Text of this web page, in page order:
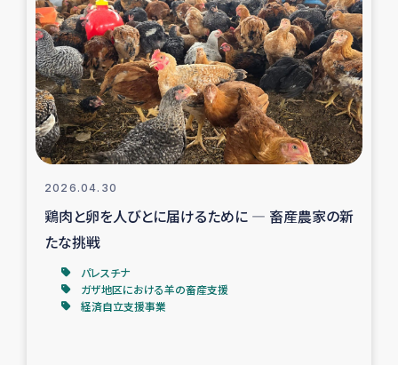
スリランカの南北女性をつなぐサリー・リサイクル・プロ
ジェクト
復興支援事業
民際教育事業
ガザ人道支援
令和6年能登半島地震 緊急支援
2026.04.30
鶏肉と卵を人びとに届けるために ― 畜産農家の新
たな挑戦
パレスチナ
ガザ地区における羊の畜産支援
経済自立支援事業